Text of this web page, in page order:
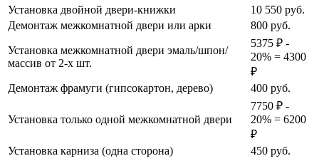
Установка двойной двери-книжки
10 550 руб.
Демонтаж межкомнатной двери или арки
800 руб.
Установка межкомнатной двери эмаль/шпон/
массив от 2-х шт.
5375 ₽ -
20% = 4300
₽
Демонтаж фрамуги (гипсокартон, дерево)
400 руб.
Установка только одной межкомнатной двери
7750 ₽ -
20% = 6200
₽
Установка карниза (одна сторона)
450 руб.